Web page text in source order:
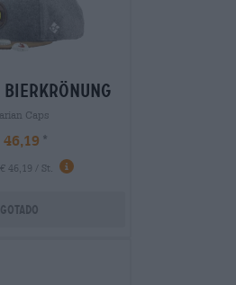
bierkrönung
Caps
46,19
46,19 / St.